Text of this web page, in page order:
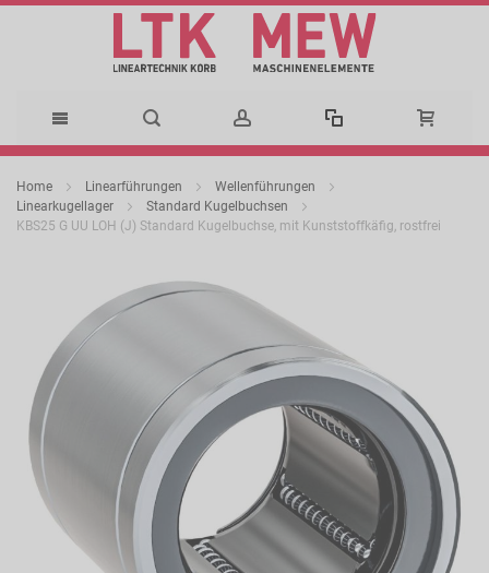
zum
Home Linearführungen
Wellenführungen
Linearkugellager
Standard Kugelbuchsen
KBS25 G UU LOH (J) Standard Kugelbuchse, mit Kunststoffkäfig, rostfrei
Bildergalerie
springen